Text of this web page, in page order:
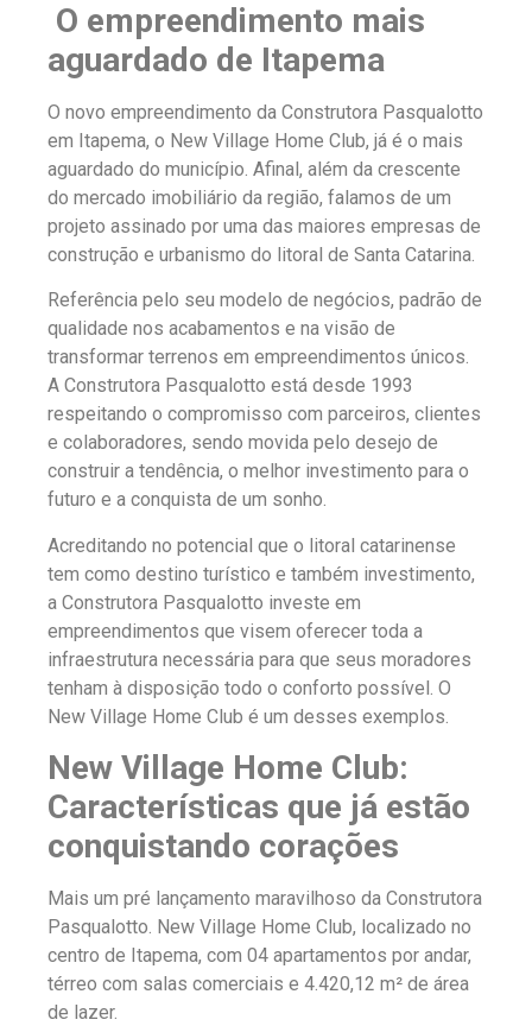
O empreendimento mais
aguardado de Itapema
O novo empreendimento da Construtora Pasqualotto
em Itapema, o New Village Home Club, já é o mais
aguardado do município. Afinal, além da crescente
do mercado imobiliário da região, falamos de um
projeto assinado por uma das maiores empresas de
construção e urbanismo do litoral de Santa Catarina.
Referência pelo seu modelo de negócios, padrão de
qualidade nos acabamentos e na visão de
transformar terrenos em empreendimentos únicos.
A Construtora Pasqualotto está desde 1993
respeitando o compromisso com parceiros, clientes
e colaboradores, sendo movida pelo desejo de
construir a tendência, o melhor investimento para o
futuro e a conquista de um sonho.
Acreditando no potencial que o litoral catarinense
tem como destino turístico e também investimento,
a Construtora Pasqualotto investe em
empreendimentos que visem oferecer toda a
infraestrutura necessária para que seus moradores
tenham à disposição todo o conforto possível. O
New Village Home Club é um desses exemplos.
New Village Home Club:
Características que já estão
conquistando corações
Mais um pré lançamento maravilhoso da Construtora
Pasqualotto. New Village Home Club, localizado no
centro de Itapema, com 04 apartamentos por andar,
térreo com salas comerciais e 4.420,12 m² de área
de lazer.